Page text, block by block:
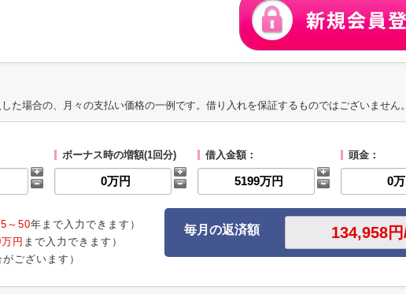
た場合の、月々の支払い価格の一例です。借り入れを保証するものではございません。
ボーナス時の増額(1回分) 借入金額： 頭金：
5～50年まで入力できます）
円 まで入力できます）
ございます）
毎月の返済額